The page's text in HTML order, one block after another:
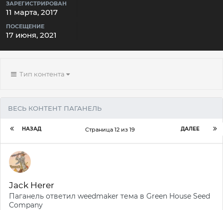
ЗАРЕГИСТРИРОВАН
11 марта, 2017
ПОСЕЩЕНИЕ
17 июня, 2021
Тип контента
ВЕСЬ КОНТЕНТ ПАГАНЕЛЬ
НАЗАД ДАЛЕЕ
Страница 12 из 19
Jack Herer
Паганель ответил weedmaker тема в Green House Seed
Company